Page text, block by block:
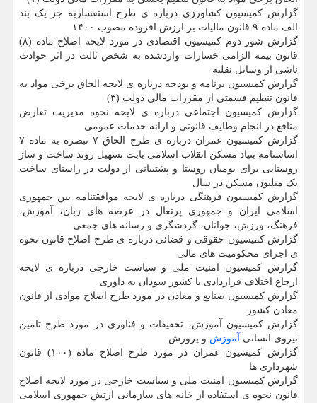
گزارش کمیسیون کشاورزی درباره ی طرح استفساریه جز یک بند
الف ماده ۹ قانون مالیات بر ارزش افزوده مصوب ۱۴۰۰
گزارش شور دوم کمیسیون اقتصادی در مورد لایحه اصلاح ماده (۸)
قانون بیمه الزامی خسارات واردشده به شخص ثالث در اثر حوادث
ناشی از وسایل نقلیه
گزارش کمیسیون برنامه و بودجه درباره ی لایحه الحاق برخی مواد به
قانون تنظیم قسمتی از مقررات مالی دولت (۳)
گزارش کمیسیون اجتماعی درباره ی لایحه نحوه مدیریت تعارض
منافع در انجام وظایف قانونی و ارائه خدمات عمومی
گزارش کمیسیون عمران درباره ی طرح الحاق ۷ تبصره به ماده ۷
اساسنامه بنیاد مسکن انقلاب اسلامی بابت تسهیل روند ساخت و ساز
روستایی برای بومیان روستا و پشتیبانی از دولت در راستای ساخت
یک میلیون مسکن در سال
گزارش کمیسیون فرهنگی درباره ی لایحه موافقتنامه بین جمهوری
اسلامی ایران و جمهوری پرتغال در عرصه های زبان، آموزش،
فرهنگ، ورزش، جوانان، گردشگری و رسانه های جمعی
گزارش کمیسیون حقوقی و قضائی درباره ی طرح اصلاح قانون نحوه
ی اجرای محکومیت های مالی
گزارش کمیسیون امنیت ملی و سیاست خارجی درباره ی لایحه
ارجاع اختلاف قراردادی با کشور سودان به داوری
گزارش کمیسیون صنایع و معادن در مورد طرح اصلاح موادی از قانون
معادن کشور
گزارش کمیسیون آموزش، تحقیقات و فناوری در مورد طرح تامین
نیروی انسانی آموزش و پرورش
گزارش کمیسیون عمران در مورد طرح اصلاح ماده (۱۰۰) قانون
شهرداری ها
گزارش کمیسیون امنیت ملی و سیاست خارجی در مورد لایحه اصلاح
قانون نحوه ی استفاده از خانه های سازمانی ارتش جمهوری اسلامی